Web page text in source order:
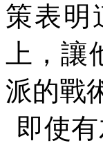
策表明
上，
派的戰
即使